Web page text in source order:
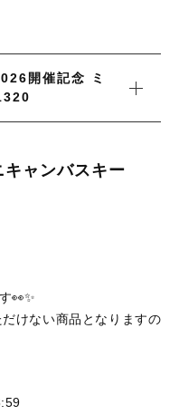
開催記念 ミ
キャンバスキー
👀✨
けない商品となりますの